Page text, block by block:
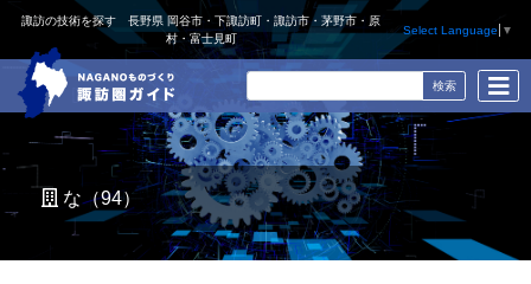
諏訪の技術を探す 長野県 岡谷市・下諏訪町・諏訪市・茅野市・原
村・富士見町
Select Language ▼
な（94）